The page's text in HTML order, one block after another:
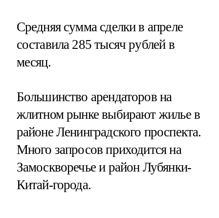
Средняя сумма сделки в апреле
составила 285 тысяч рублей в
месяц.
Большинство арендаторов на
жлитном рынке выбирают жилье в
районе Ленинградского проспекта.
Много запросов приходится на
Замоскворечье и район Лубянки-
Китай-города.